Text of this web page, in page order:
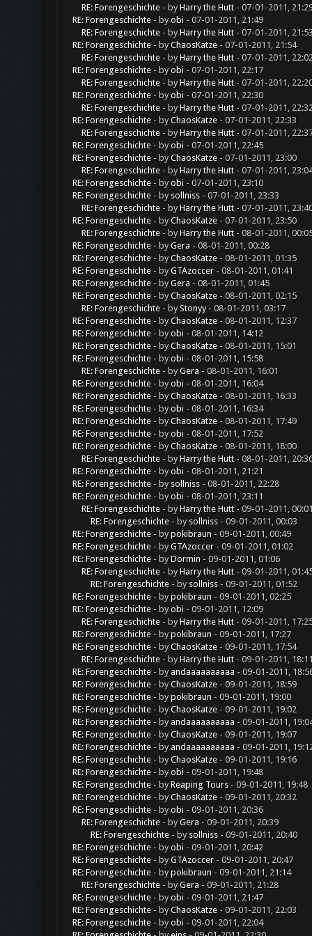
RE: Forengeschichte - byHarry the Hutt- 07-01-2011,
RE: Forengeschichte - byobi- 07-01-2011, 21:49
RE: Forengeschichte - byHarry the Hutt- 07-01-2011, 21:53
RE: Forengeschichte - byChaosKatze- 07-01-2011, 21:54
RE: Forengeschichte - byHarry the Hutt- 07-01-2011,
RE: Forengeschichte - byobi- 07-01-2011, 22:17
RE: Forengeschichte - byHarry the Hutt- 07-01-2011,
RE: Forengeschichte - byobi- 07-01-2011, 22:30
RE: Forengeschichte - byHarry the Hutt- 07-01-2011,
RE: Forengeschichte - byChaosKatze- 07-01-2011, 22:33
RE: Forengeschichte - byHarry the Hutt- 07-01-2011,
RE: Forengeschichte - byobi- 07-01-2011, 22:45
RE: Forengeschichte - byChaosKatze- 07-01-2011, 23:00
RE: Forengeschichte - byHarry the Hutt- 07-01-2011,
RE: Forengeschichte - byobi- 07-01-2011, 23:10
RE: Forengeschichte - by sollniss- 07-01-2011, 23:33
RE: Forengeschichte - byHarry the Hutt- 07-01-2011,
RE: Forengeschichte - byChaosKatze- 07-01-2011, 23:50
RE: Forengeschichte - byHarry the Hutt- 08-01-2011,
RE: Forengeschichte - byGera - 08-01-2011, 00:28
RE: Forengeschichte - byChaosKatze- 08-01-2011, 01:35
RE: Forengeschichte - byGTAzoccer- 08-01-2011, 01:41
RE: Forengeschichte - byGera - 08-01-2011, 01:45
RE: Forengeschichte - byChaosKatze- 08-01-2011, 02:15
RE: Forengeschichte - byStonyy- 08-01-2011, 03:17
RE: Forengeschichte - byChaosKatze- 08-01-2011, 12:37
RE: Forengeschichte - byobi- 08-01-2011, 14:12
RE: Forengeschichte - byChaosKatze- 08-01-2011, 15:01
RE: Forengeschichte - byobi- 08-01-2011, 15:58
RE: Forengeschichte - byGera - 08-01-2011, 16:01
RE: Forengeschichte - byobi- 08-01-2011, 16:04
RE: Forengeschichte - byChaosKatze- 08-01-2011, 16:33
RE: Forengeschichte - byobi- 08-01-2011, 16:34
RE: Forengeschichte - byChaosKatze- 08-01-2011, 17:49
RE: Forengeschichte - byobi- 08-01-2011, 17:52
RE: Forengeschichte - byChaosKatze- 08-01-2011, 18:00
RE: Forengeschichte - byHarry the Hutt- 08-01-2011,
RE: Forengeschichte - byobi- 08-01-2011, 21:21
RE: Forengeschichte - by sollniss- 08-01-2011, 22:28
RE: Forengeschichte - byobi- 08-01-2011, 23:11
RE: Forengeschichte - byHarry the Hutt- 09-01-2011, 00:01
RE: Forengeschichte - by sollniss- 09-01-2011, 00:03
RE: Forengeschichte - bypokibraun - 09-01-2011, 00:49
RE: Forengeschichte - byGTAzoccer- 09-01-2011, 01:02
RE: Forengeschichte - byDormin - 09-01-2011, 01:06
RE: Forengeschichte - byHarry the Hutt- 09-01-2011,
RE: Forengeschichte - by sollniss- 09-01-2011, 01:52
RE: Forengeschichte - bypokibraun - 09-01-2011, 02:25
RE: Forengeschichte - byobi- 09-01-2011, 12:09
RE: Forengeschichte - byHarry the Hutt- 09-01-2011,
RE: Forengeschichte - bypokibraun - 09-01-2011, 17:27
RE: Forengeschichte - byChaosKatze- 09-01-2011, 17:54
RE: Forengeschichte - byHarry the Hutt- 09-01-2011, 18:11
RE: Forengeschichte - byandaaaaaaaaaa - 09-01-2011,
RE: Forengeschichte - byChaosKatze- 09-01-2011, 18:59
RE: Forengeschichte - bypokibraun - 09-01-2011, 19:00
RE: Forengeschichte - byChaosKatze- 09-01-2011, 19:02
RE: Forengeschichte - byandaaaaaaaaaa - 09-01-2011,
RE: Forengeschichte - byChaosKatze- 09-01-2011, 19:07
RE: Forengeschichte - byandaaaaaaaaaa - 09-01-2011,
RE: Forengeschichte - byChaosKatze- 09-01-2011, 19:16
RE: Forengeschichte - byobi- 09-01-2011, 19:48
RE: Forengeschichte - byReaping Tours- 09-01-2011, 19:48
RE: Forengeschichte - byChaosKatze- 09-01-2011, 20:32
RE: Forengeschichte - byobi- 09-01-2011, 20:36
RE: Forengeschichte - byGera - 09-01-2011, 20:39
RE: Forengeschichte - by sollniss- 09-01-2011, 20:40
RE: Forengeschichte - byobi- 09-01-2011, 20:42
RE: Forengeschichte - byGTAzoccer- 09-01-2011, 20:47
RE: Forengeschichte - bypokibraun - 09-01-2011, 21:14
RE: Forengeschichte - byGera - 09-01-2011, 21:28
RE: Forengeschichte - byobi- 09-01-2011, 21:47
RE: Forengeschichte - byChaosKatze- 09-01-2011, 22:03
RE: Forengeschichte - byobi- 09-01-2011, 22:04